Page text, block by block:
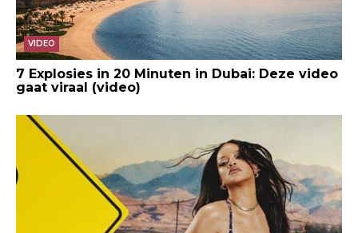
VIDEO
7 Explosies in 20 Minuten in Dubai: Deze video
gaat viraal (video)